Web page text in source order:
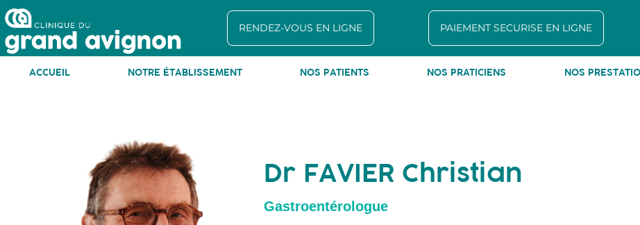
RENDEZ-VOUS EN LIGNE PAIEMENT SECURISE EN LIGNE
ACCUEIL NOTRE ÉTABLISSEMENT NOS PATIENTS NOS PRATICIENS NOS
Dr FAVIER Christian
Gastroentérologue